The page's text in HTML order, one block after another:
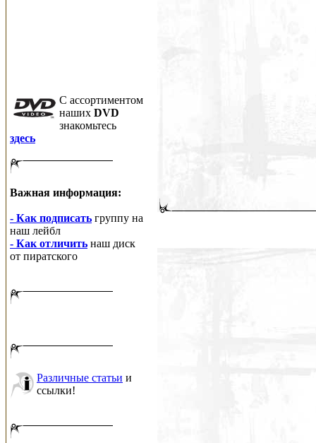
C ассортиментом
наших DVD
знакомьтесь
здесь
Важная информация:
- Как подписать группу на
наш лейбл
- Как отличить наш диск
от пиратского
Различные статьи и
ссылки!